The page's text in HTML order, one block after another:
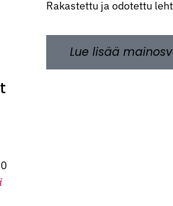
Rakastettu ja odotettu
Lue lisää